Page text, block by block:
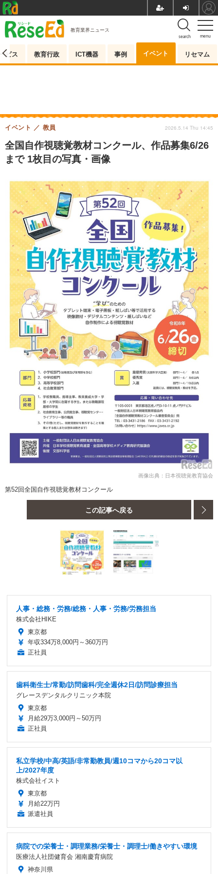
menu
search
教育業界ニュース
ビス 教育行政 ICT機器 事例 イベント リセマム
全国自作視聴覚教材コンクール、作品募集6/26
まで 1枚目の写真・画像
イベント 教員 2026.5.14 Thu 14:45
画像出典：日本視聴覚教育協会
第52回全国自作視聴覚教材コンクール
この記事へ戻る
人事・総務・労務/総務・人事・労務/労務担当
株式会社HIKE
東京都
年収334万8,000円～360万円
正社員
歯科衛生士/常勤/訪問歯科/完全週休2日/訪問診療担当
グレースデンタルクリニック本院
東京都
月給29万3,000円～50万円
正社員
私立学校/中高/英語/非常勤教員/週10コマから20コマ以
上/2027年度
株式会社イスト
東京都
月給22万円
派遣社員
病院での栄養士・調理業務/栄養士・調理士/働きやすい環境
医療法人社団健育会 湘南慶育病院
神奈川県